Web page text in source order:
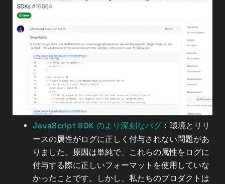
JavaScript SDK のより深刻なバグ：環境とリリ
ースの属性がログに正しく付与されない問題があ
りました。原因は単純で、これらの属性をログに
付与する際に正しいフォーマットを使用していな
かったことです。しかし、私たちのプロダクトは